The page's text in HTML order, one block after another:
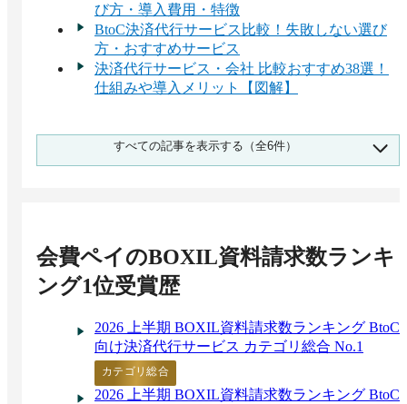
び方・導入費用・特徴
BtoC決済代行サービス比較！失敗しない選び
方・おすすめサービス
決済代行サービス・会社 比較おすすめ38選！
仕組みや導入メリット【図解】
無料で使えるおすすめの会員管理サービス3
選！サービスの特徴と選ぶ際のポイントを解
すべての記事を表示する（全6件）
会費ペイのBOXIL資料請求数ランキ
ング1位受賞歴
2026 上半期 BOXIL資料請求数ランキング BtoC
向け決済代行サービス カテゴリ総合 No.1
カテゴリ総合
2026 上半期 BOXIL資料請求数ランキング BtoC